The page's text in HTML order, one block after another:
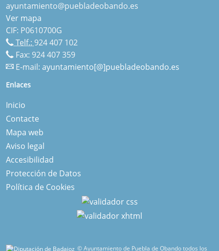
ayuntamiento@puebladeobando.es
Ver mapa
CIF: P0610700G
Telf.: 924 407 102
Fax: 924 407 359
E-mail: ayuntamiento[@]puebladeobando.es
Enlaces
Inicio
Contacte
Mapa web
Aviso legal
Accesibilidad
Protección de Datos
Política de Cookies
© Ayuntamiento de Puebla de Obando todos los